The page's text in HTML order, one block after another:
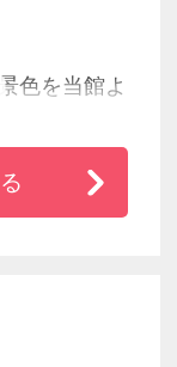
色を当館よ